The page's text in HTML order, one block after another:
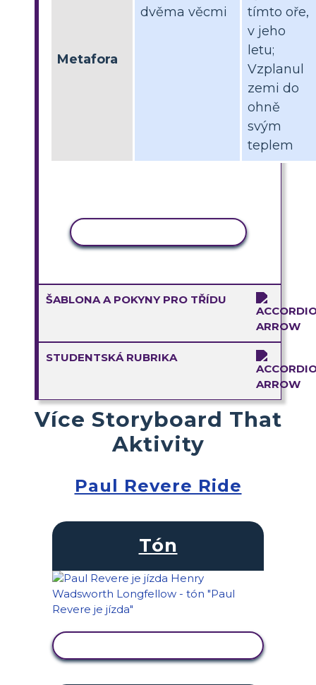
Metafora
dvěma věcmi
tímto oře,
v jeho
letu;
Vzplanul
zemi do
ohně
svým
teplem
ŠABLONA A POKYNY PRO TŘÍDU
STUDENTSKÁ RUBRIKA
Více Storyboard That
Aktivity
Paul Revere Ride
Tón